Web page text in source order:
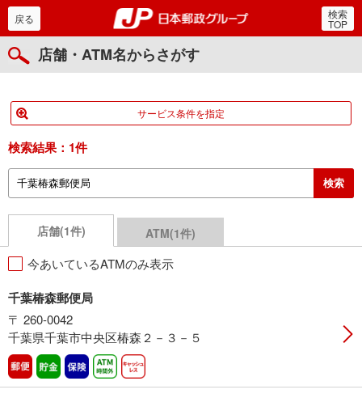
郵便局・日本郵政グルー
戻る 検索
TOP
店舗・ATM名からさがす
サービス条件を指定
検索結果： 1件
店舗(1件) ATM(1件)
今あいているATMのみ表示
千葉椿森郵便局
〒 260-0042
千葉県千葉市中央区椿森２－３－５
郵便 貯金 保険 ATM時間外